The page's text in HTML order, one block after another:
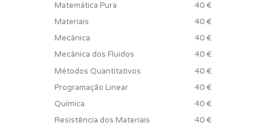
Matemática Pura
40 €
Materiais
40 €
Mecânica
40 €
Mecânica dos Fluidos
40 €
Métodos Quantitativos
40 €
Programação Linear
40 €
Química
40 €
Resistência dos Materiais
40 €